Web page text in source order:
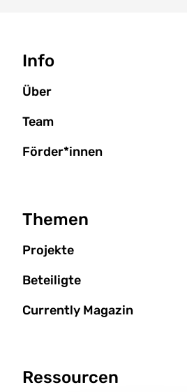
Info
Über
Team
Förder*innen
Themen
Projekte
Beteiligte
Currently Magazin
Ressourcen